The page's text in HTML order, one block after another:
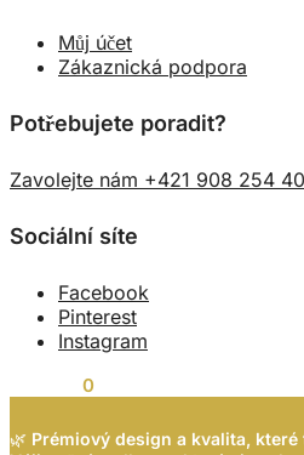
Můj účet
Zákaznická podpora
Potřebujete poradit?
Zavolejte nám +421 908 254
Sociální síte
Facebook
Pinterest
Instagram
0
🌿 Prémiový design a kvalita,